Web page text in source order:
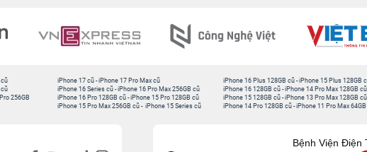
cũ
cũ
256GB
iPhone 17 cũ -iPhone 17 Pro Max cũ
iPhone 16 Series cũ - iPhone 16 Pro Max 256GB cũ
iPhone 16 Pro 128GB cũ -iPhone 15 Pro 128GB cũ
iPhone 15 Pro Max 256GB cũ - iPhone 15 Series cũ
iPhone 16 Plus 128GB cũ -iPhone 15 Plus 128GB
iPhone 16 128GB cũ -iPhone 14 Pro Max 128GB cũ
iPhone 15 128GB cũ -iPhone 13 Pro Max 128GB cũ
iPhone 14 Pro 128GB cũ -iPhone 11 Pro Max
Bệnh Viện Điện